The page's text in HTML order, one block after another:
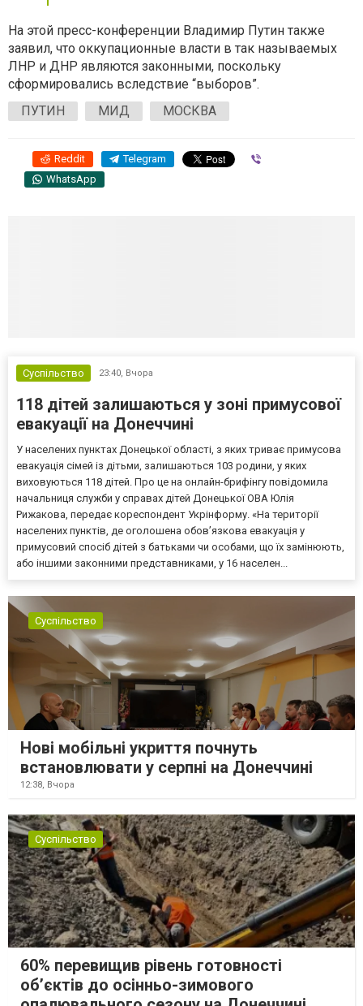
На этой пресс-конференции Владимир Путин также
заявил, что оккупационные власти в так называемых
ЛНР и ДНР являются законными, поскольку
сформировались вследствие “выборов”.
ПУТИН
МИД МОСКВА
Reddit Telegram
WhatsApp
Суспільство 23:40, Вчора
118 дітей залишаються у зоні примусової
евакуації на Донеччині
У населених пунктах Донецької області, з яких триває примусова
евакуація сімей із дітьми, залишаються 103 родини, у яких
виховуються 118 дітей. Про це на онлайн-брифінгу повідомила
начальниця служби у справах дітей Донецької ОВА Юлія
Рижакова, передає кореспондент Укрінформу. «На території
населених пунктів, де оголошена обов’язкова евакуація у
примусовий спосіб дітей з батьками чи особами, що їх замінюють,
або іншими законними представниками, у 16 населен...
Суспільство
Нові мобільні укриття почнуть
встановлювати у серпні на Донеччині
12:38, Вчора
Суспільство
60% перевищив рівень готовності
об’єктів до осінньо-зимового